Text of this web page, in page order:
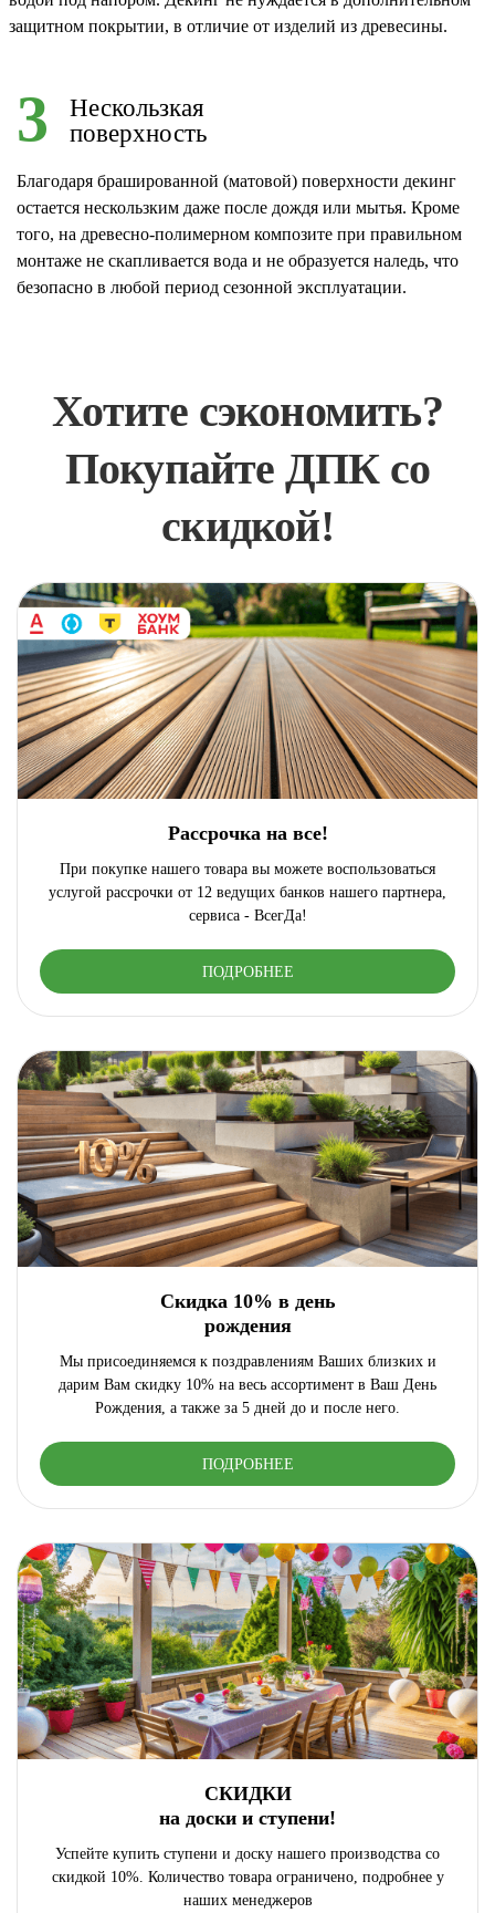
защитном покрытии, в отличие от изделий из древесины.
3
Нескользкая
поверхность
Благодаря брашированной (матовой) поверхности декинг
остается нескользким даже после дождя или мытья. Кроме
того, на древесно-полимерном композите при правильном
монтаже не скапливается вода и не образуется наледь, что
безопасно в любой период сезонной эксплуатации.
Хотите сэкономить?
Покупайте ДПК со
скидкой!
Рассрочка на все!
При покупке нашего товара вы можете воспользоваться
услугой рассрочки от 12 ведущих банков нашего партнера,
сервиса - ВсегДа!
ПОДРОБНЕЕ
Скидка 10% в день
рождения
Мы присоединяемся к поздравлениям Ваших близких и
дарим Вам скидку 10% на весь ассортимент в Ваш День
Рождения, а также за 5 дней до и после него.
ПОДРОБНЕЕ
СКИДКИ
на доски и ступени!
Успейте купить ступени и доску нашего производства со
скидкой 10%. Количество товара ограничено, подробнее у
наших менеджеров